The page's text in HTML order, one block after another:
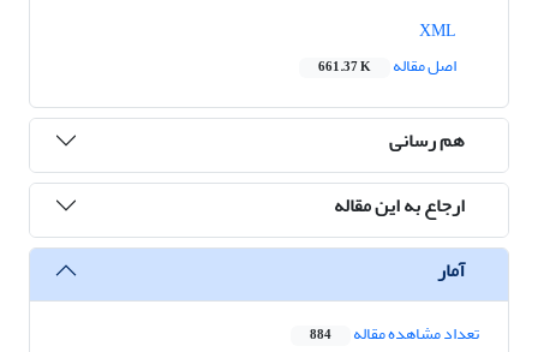
اصل مقاله
661.37 K
هم رسانی
ارجاع به این مقاله
آمار
تعداد مشاهده مقاله 884